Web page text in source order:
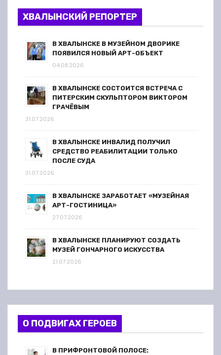
ХВАЛЫНСКИЙ РЕПОРТЕР
В ХВАЛЫНСКЕ В МУЗЕЙНОМ ДВОРИКЕ
ПОЯВИЛСЯ НОВЫЙ АРТ-ОБЪЕКТ
04.08.2026
В ХВАЛЫНСКЕ СОСТОИТСЯ ВСТРЕЧА С
ПИТЕРСКИМ СКУЛЬПТОРОМ ВИКТОРОМ
ГРАЧЁВЫМ
31.07.2026
В ХВАЛЫНСКЕ ИНВАЛИД ПОЛУЧИЛ
СРЕДСТВО РЕАБИЛИТАЦИИ ТОЛЬКО
ПОСЛЕ СУДА
31.07.2026
В ХВАЛЫНСКЕ ЗАРАБОТАЕТ «МУЗЕЙНАЯ
АРТ-ГОСТИНИЦА»
27.07.2026
В ХВАЛЫНСКЕ ПЛАНИРУЮТ СОЗДАТЬ
МУЗЕЙ ГОНЧАРНОГО ИСКУССТВА
21.07.2026
О ПОДВИГАХ ГЕРОЕВ
В ПРИФРОНТОВОЙ ПОЛОСЕ: